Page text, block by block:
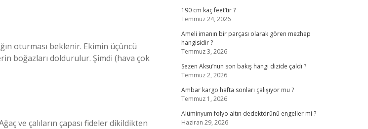
oturması beklenir. Ekimin üçüncü
boğazları doldurulur. Şimdi (hava çok
ve çalıların çapası fideler dikildikten
190 cm kaç feet’tir ?
Temmuz 24, 2026
Ameli imanın bir parçası olarak gören mezhep
hangisidir ?
Temmuz 3, 2026
Sezen Aksu’nun son bakış hangi dizide çaldı ?
Temmuz 2, 2026
Ambar kargo hafta sonları çalışıyor mu ?
Temmuz 1, 2026
Alüminyum folyo altın dedektörünü engeller mi ?
Haziran 29, 2026